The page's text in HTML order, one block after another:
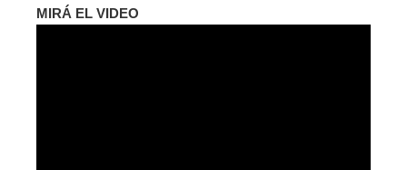
MIRÁ EL VIDEO